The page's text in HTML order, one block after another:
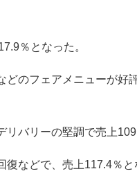
％となった。
どのフェアメニューが好
リバリーの堅調で売上
復などで、売上117.4％と